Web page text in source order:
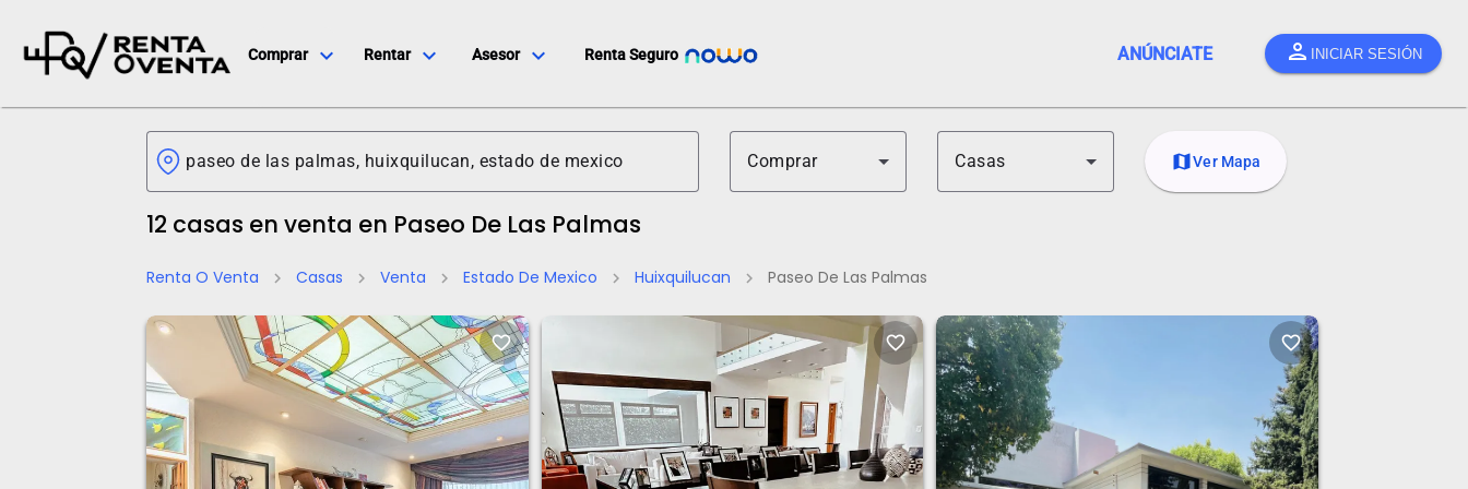
Comprar expand_more Rentar expand_more Asesor expand_more Renta Seguro ANÚNCIATE person INICIAR SESIÓN
Comprar Casas mapVer Mapa
12 casas en venta en Paseo De Las Palmas
Renta O Venta chevron_right Casas chevron_right Venta chevron_right Estado De Mexico chevron_right Huixquilucan chevron_right Paseo De Las Palmas
favorite_border favorite_border favorite_border